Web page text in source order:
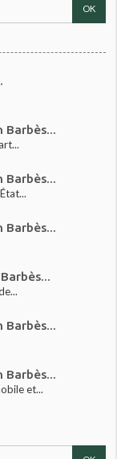
Barbès...
Barbès...
Barbès...
Barbès...
Barbès...
et...